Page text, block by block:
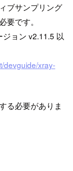
ブサンプリング
要です。
ョン v2.11.5 以
devguide/xray-
る必要がありま